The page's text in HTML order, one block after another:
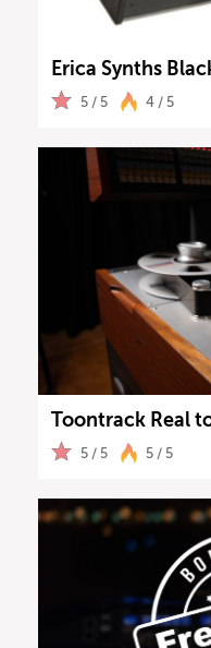
Erica Synths
5 / 5 4 / 5
Toontrack Real
5 / 5 5 / 5